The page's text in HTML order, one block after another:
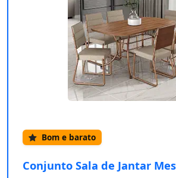
Bom e barato
Conjunto Sala de Jantar